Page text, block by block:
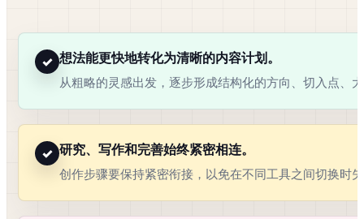
✓ 想法能更快地转化为清晰的内容计划。
从粗略的灵感出发，逐步形成结构化的方向、切入点、
✓ 研究、写作和完善始终紧密相连。
创作步骤要保持紧密衔接，以免在不同工具之间切换时